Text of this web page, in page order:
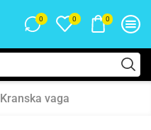
0 0 0
Kranska vaga